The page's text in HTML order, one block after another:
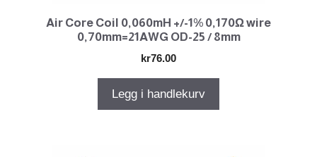
Air Core Coil 0,060mH +/-1% 0,170Ω wire
0,70mm=21AWG OD-25 / 8mm
kr76.00
Legg i handlekurv